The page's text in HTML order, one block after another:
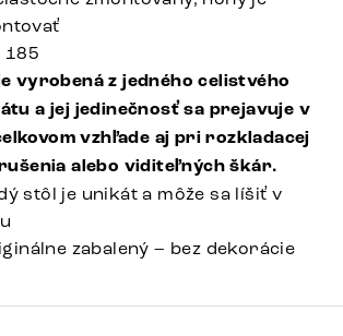
185
vyrobená z jedného celistvého
a jej jedinečnosť sa prejavuje v
vzhľade aj pri rozkladacej
alebo viditeľných škár.
stôl je unikát a môže sa líšiť v
zabalený – bez dekorácie